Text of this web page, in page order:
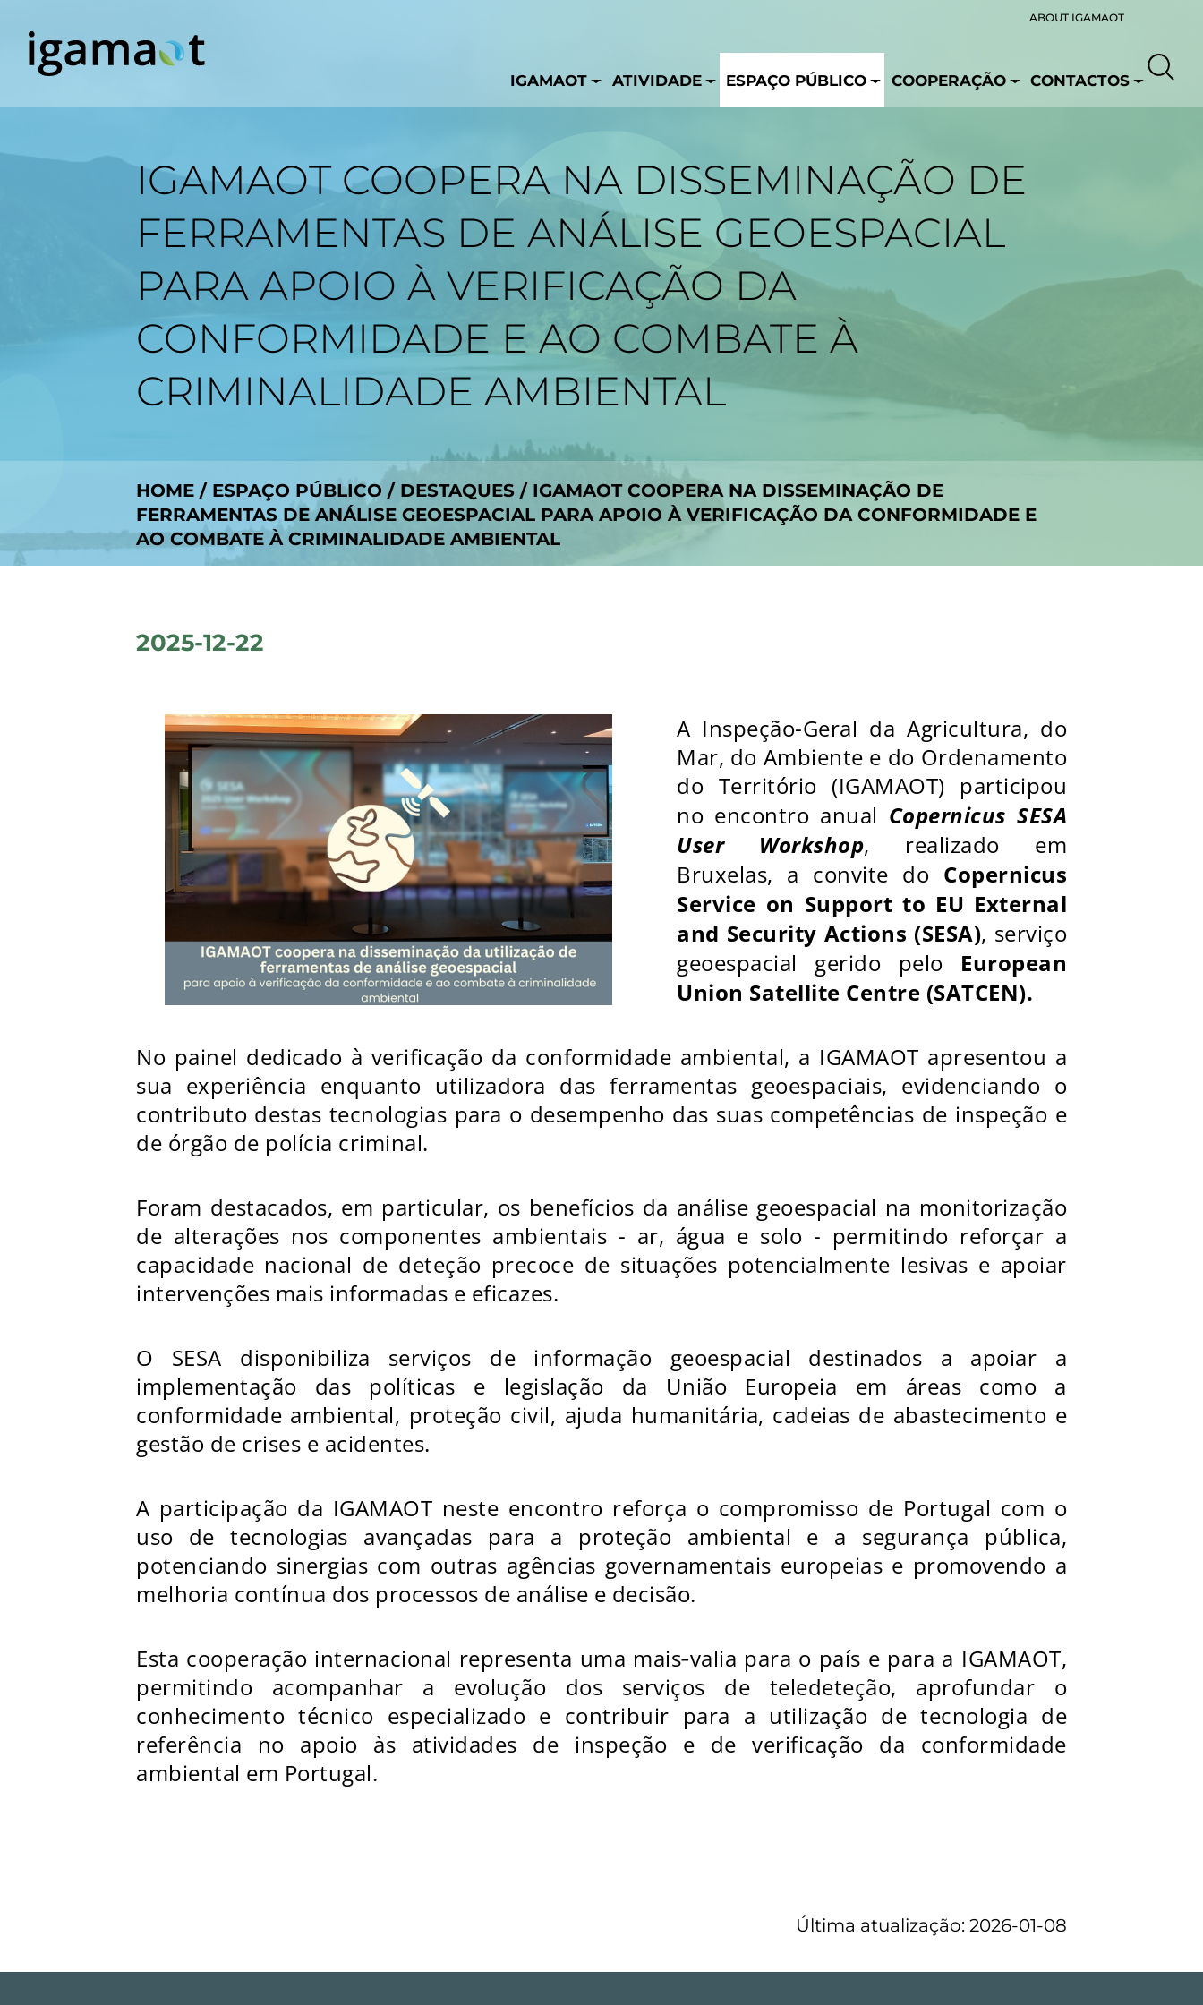
IGAMAOT ATIVIDADE ESPAÇO PÚBLICO COOPERAÇÃO CONTACTOS
ABOUT IGAMAOT
IGAMAOT COOPERA NA DISSEMINAÇÃO DE
FERRAMENTAS DE ANÁLISE GEOESPACIAL
PARA APOIO À VERIFICAÇÃO DA
CONFORMIDADE E AO COMBATE À
CRIMINALIDADE AMBIENTAL
HOME / ESPAÇO PÚBLICO / DESTAQUES / IGAMAOT COOPERA NA DISSEMINAÇÃO DE
FERRAMENTAS DE ANÁLISE GEOESPACIAL PARA APOIO À VERIFICAÇÃO DA CONFORMIDADE E
AO COMBATE À CRIMINALIDADE AMBIENTAL
2025-12-22
A Inspeção-Geral da Agricultura, do
Mar, do Ambiente e do Ordenamento
do Território (IGAMAOT) participou
no encontro anual Copernicus SESA
User Workshop, realizado em
Bruxelas, a convite do Copernicus
Service on Support to EU External
and Security Actions (SESA), serviço
geoespacial gerido pelo European
Union Satellite Centre (SATCEN).
No painel dedicado à verificação da conformidade ambiental, a IGAMAOT apresentou a
sua experiência enquanto utilizadora das ferramentas geoespaciais, evidenciando o
contributo destas tecnologias para o desempenho das suas competências de inspeção e
de órgão de polícia criminal.
Foram destacados, em particular, os benefícios da análise geoespacial na monitorização
de alterações nos componentes ambientais - ar, água e solo - permitindo reforçar a
capacidade nacional de deteção precoce de situações potencialmente lesivas e apoiar
intervenções mais informadas e eficazes.
O SESA disponibiliza serviços de informação geoespacial destinados a apoiar a
implementação das políticas e legislação da União Europeia em áreas como a
conformidade ambiental, proteção civil, ajuda humanitária, cadeias de abastecimento e
gestão de crises e acidentes.
A participação da IGAMAOT neste encontro reforça o compromisso de Portugal com o
uso de tecnologias avançadas para a proteção ambiental e a segurança pública,
potenciando sinergias com outras agências governamentais europeias e promovendo a
melhoria contínua dos processos de análise e decisão.
Esta cooperação internacional representa uma mais‑valia para o país e para a IGAMAOT,
permitindo acompanhar a evolução dos serviços de teledeteção, aprofundar o
conhecimento técnico especializado e contribuir para a utilização de tecnologia de
referência no apoio às atividades de inspeção e de verificação da conformidade
ambiental em Portugal.
Última atualização: 2026-01-08